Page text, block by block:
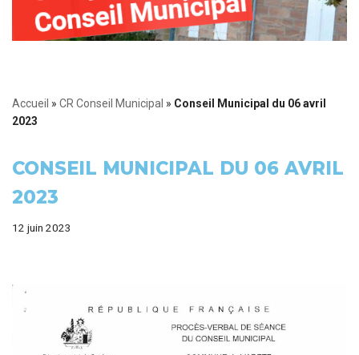
Accueil » CR Conseil Municipal » Conseil Municipal du 06 avril
2023
CONSEIL MUNICIPAL DU 06 AVRIL
2023
12 juin 2023